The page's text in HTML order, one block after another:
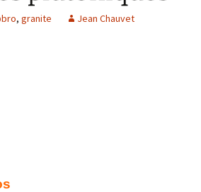
Expositions,
, granite Jean Chauvet